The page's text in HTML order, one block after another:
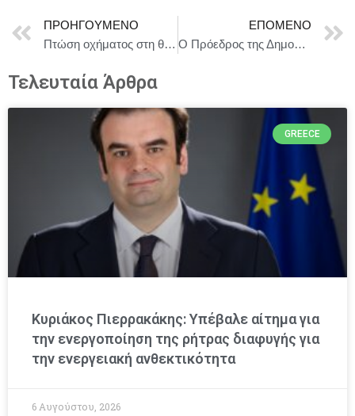
ΠΡΟΗΓΟΎΜΕΝΟ
Πτώση οχήματος στη θάλασσα στον Πειραιά
ΕΠΌΜΕΝΟ
Ο Πρόεδρος της Δημοκρατίας Κωνσταντίνος Αν. Τασούλας στην Ημέρα Μνήμης της Γενοκτονίας των Ελλήνων του Πόντου
Τελευταία Άρθρα
GREECE
Κυριάκος Πιερρακάκης: Υπέβαλε αίτημα για
την ενεργοποίηση της ρήτρας διαφυγής για
την ενεργειακή ανθεκτικότητα
6 Αυγούστου, 2026